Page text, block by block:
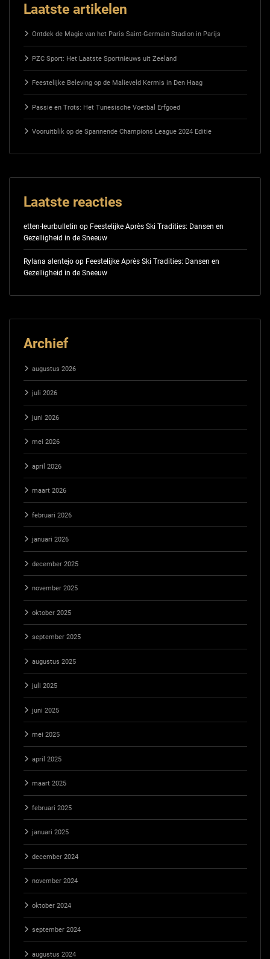
Laatste artikelen
Ontdek de Magie van het Paris Saint-Germain Stadion in Parijs
PZC Sport: Het Laatste Sportnieuws uit Zeeland
Feestelijke Beleving op de Malieveld Kermis in Den Haag
Passie en Trots: Het Tunesische Voetbal Erfgoed
Vooruitblik op de Spannende Champions League 2024 Editie
Laatste reacties
etten-leurbulletin op Feestelijke Après Ski Tradities: Dansen en
Gezelligheid in de Sneeuw
Rylana alentejoop Feestelijke Après Ski Tradities: Dansen en
Gezelligheid in de Sneeuw
Archief
augustus 2026
juli 2026
juni 2026
mei 2026
april 2026
maart 2026
februari 2026
januari 2026
december 2025
november 2025
oktober 2025
september 2025
augustus 2025
juli 2025
juni 2025
mei 2025
april 2025
maart 2025
februari 2025
januari 2025
december 2024
november 2024
oktober 2024
september 2024
augustus 2024